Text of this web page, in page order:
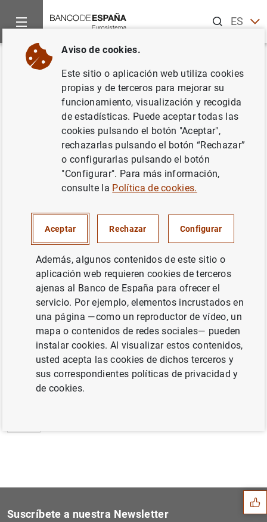
ESEN
Inicio Noticias y eventos
Volver
Estadísticas de emisiones de
valores de la zona del euro:
Febrero de 2014
SITUACIÓN ECONÓMICA
Estadísticas de emisiones de valores de la
zona del euro: Febrero de 2014 (349
KB
Siguiente
Declaración de la Comisión...
Sugerencias
Suscríbete a nuestra Newsletter
Aviso de cookies.
Este sitio o aplicación web utiliza cookies
propias y de terceros para mejorar su
funcionamiento, visualización y recogida
de estadísticas. Puede aceptar todas las
cookies pulsando el botón "Aceptar",
rechazarlas pulsando el botón “Rechazar”
o configurarlas pulsando el botón
"Configurar". Para más información,
consulte la Política de cookies.
Aceptar Rechazar Configurar
Además, algunos contenidos de este sitio o
aplicación web requieren cookies de terceros
ajenas al Banco de España para ofrecer el
servicio. Por ejemplo, elementos incrustados en
una página —como un reproductor de vídeo, un
mapa o contenidos de redes sociales— pueden
instalar cookies. Al visualizar estos contenidos,
usted acepta las cookies de dichos terceros y
sus correspondientes políticas de privacidad y
de cookies.